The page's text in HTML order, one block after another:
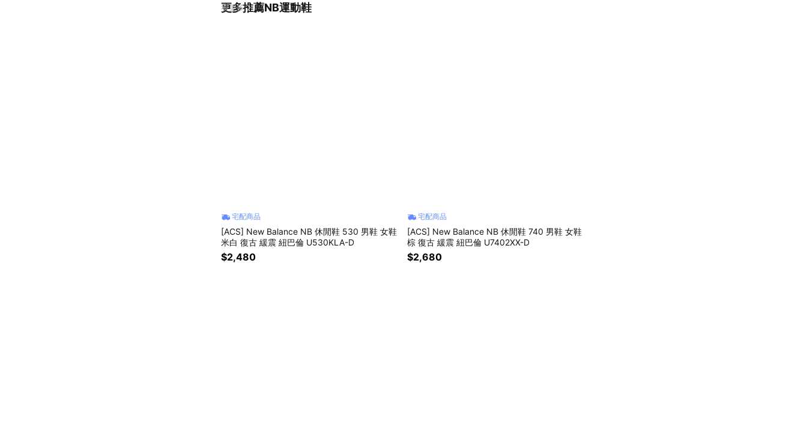
更多推薦NB運動鞋
看更多
宅配商品
[ACS] New Balance NB 休閒鞋 530 男鞋 女鞋
米白 復古 緩震 紐巴倫 U530KLA-D
$2,480
宅配商品
[ACS] New Balance NB 休閒鞋 740 男鞋 女鞋
棕 復古 緩震 紐巴倫 U7402XX-D
$2,680